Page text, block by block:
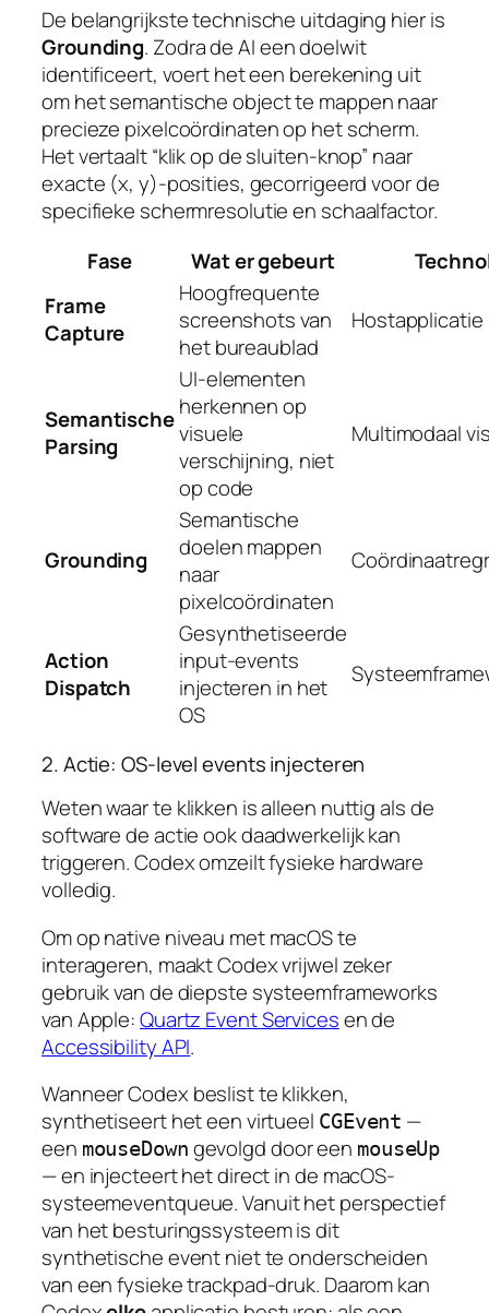
De belangrijkste technische uitdaging hier is
Grounding. Zodra de AI een doelwit
identificeert, voert het een berekening uit
om het semantische object te mappen naar
precieze pixelcoördinaten op het scherm.
Het vertaalt “klik op de sluiten-knop” naar
exacte (x, y)-posities, gecorrigeerd voor de
specifieke schermresolutie en schaalfactor.
Fase
Wat er gebeurt
Frame
Capture
Hoogfrequente
screenshots van
het bureaublad
Hostapplicatie
Semantische
Parsing
UI-elementen
herkennen op
visuele
verschijning, niet
op code
Multimodaal
Grounding
Semantische
doelen mappen
naar
pixelcoördinaten
Action
Dispatch
Gesynthetiseerde
input-events
injecteren in het
OS
2. Actie: OS-level events injecteren
Weten waar te klikken is alleen nuttig als de
software de actie ook daadwerkelijk kan
triggeren. Codex omzeilt fysieke hardware
volledig.
Om op native niveau met macOS te
interageren, maakt Codex vrijwel zeker
gebruik van de diepste systeemframeworks
van Apple:Quartz Event Servicesen de
Accessibility API.
Wanneer Codex beslist te klikken,
synthetiseert het een virtueel CGEvent —
een mouseDown gevolgd door een mouseUp
— en injecteert het direct in de macOS-
systeemeventqueue. Vanuit het perspectief
van het besturingssysteem is dit
synthetische event niet te onderscheiden
van een fysieke trackpad-druk. Daarom kan